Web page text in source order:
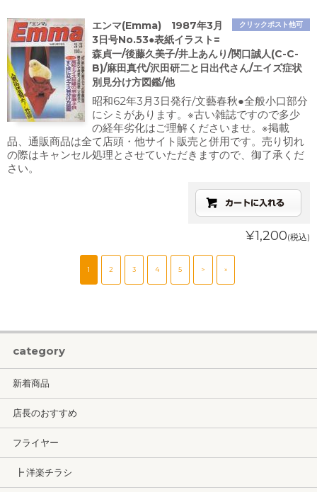
クリックポスト他可
エンマ(Emma) 1987年3月
3日号No.53●表紙イラスト=
森貞一/後藤久美子/井上あんり/関口誠人(C-C-
B)/麻田真代/沢田研二と日出代さん/エイズ症状
別見分け方図鑑/他
昭和62年3月3日発行/文藝春秋●全般小口部分
にシミがあります。※古い雑誌ですので多少
の経年劣化はご理解くださいませ。※掲載
品、通販商品は全て店頭・他サイト販売と併用です。売り切れ
の際はキャンセル処理とさせていただきますので、御了承くだ
さい。
¥1,200(税込)
1 2 3 4 5 > »
category
新着商品
店長のおすすめ
フライヤー
┣ 洋楽チラシ